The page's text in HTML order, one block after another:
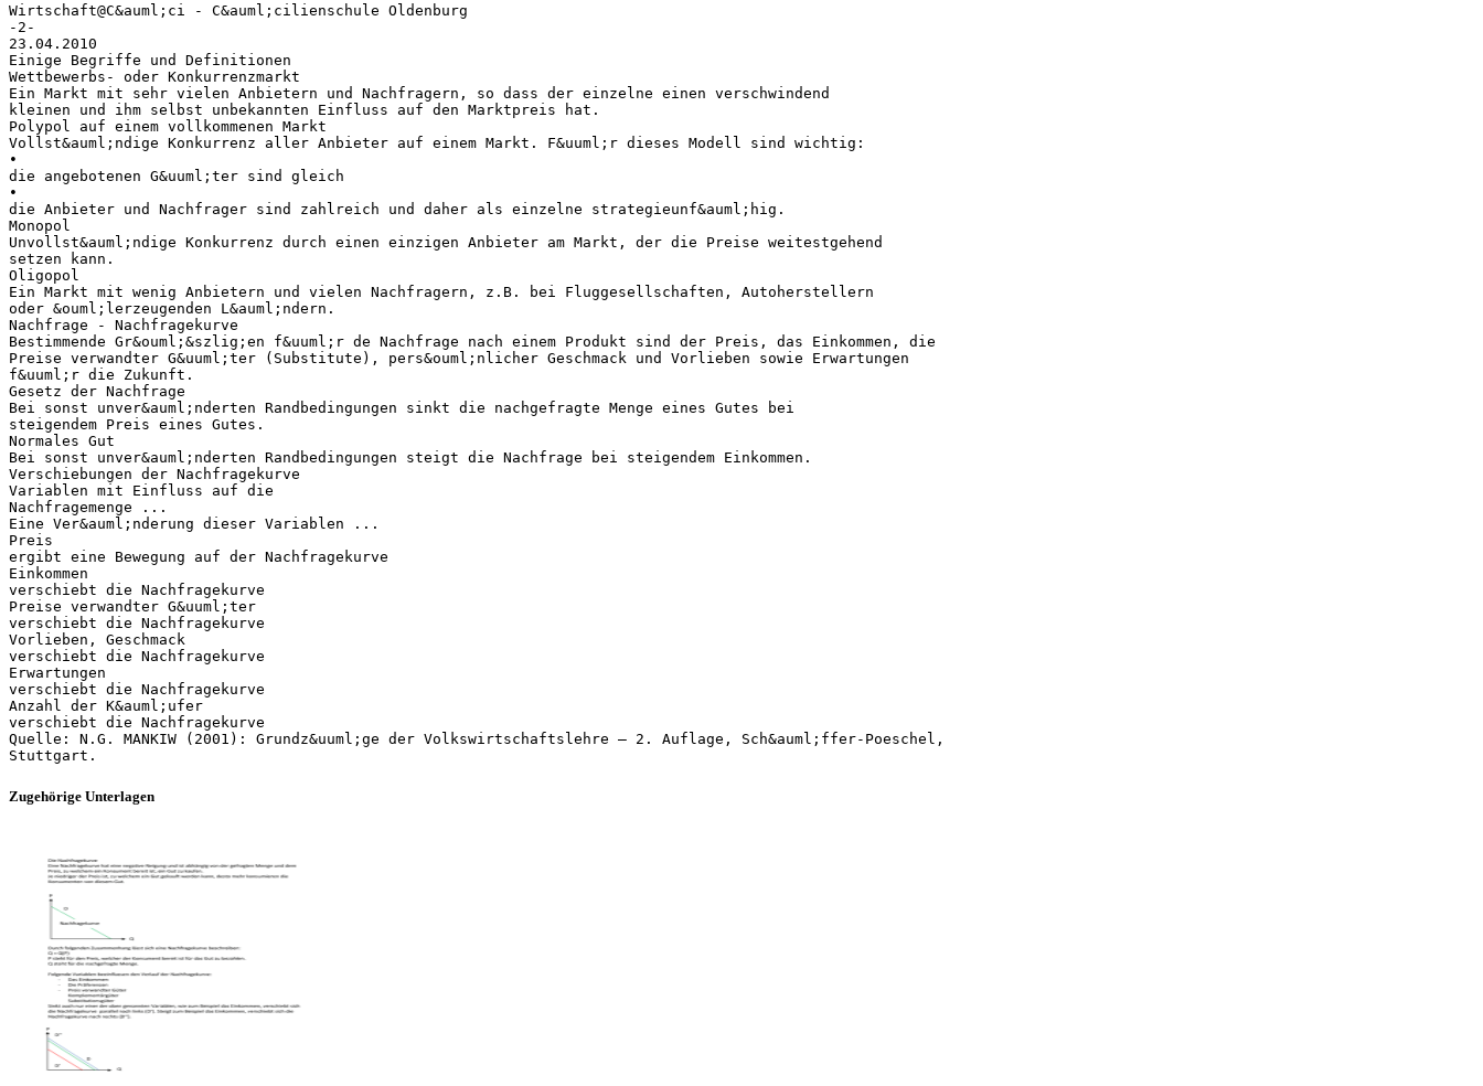
Wirtschaft@C&auml;ci - C&auml;cilienschule Oldenburg
-2-
23.04.2010
Einige Begriffe und Definitionen
Wettbewerbs- oder Konkurrenzmarkt
Ein Markt mit sehr vielen Anbietern und Nachfragern, so dass der einzelne einen verschwindend
kleinen und ihm selbst unbekannten Einfluss auf den Marktpreis hat.
Polypol auf einem vollkommenen Markt
Vollst&auml;ndige Konkurrenz aller Anbieter auf einem Markt. F&uuml;r dieses Modell sind wichtig:
•
die angebotenen G&uuml;ter sind gleich
•
die Anbieter und Nachfrager sind zahlreich und daher als einzelne strategieunf&auml;hig.
Monopol
Unvollst&auml;ndige Konkurrenz durch einen einzigen Anbieter am Markt, der die Preise weitestgehend
setzen kann.
Oligopol
Ein Markt mit wenig Anbietern und vielen Nachfragern, z.B. bei Fluggesellschaften, Autoherstellern
oder &ouml;lerzeugenden L&auml;ndern.
Nachfrage - Nachfragekurve
Bestimmende Gr&ouml;&szlig;en f&uuml;r de Nachfrage nach einem Produkt sind der Preis, das Einkommen, die
Preise verwandter G&uuml;ter (Substitute), pers&ouml;nlicher Geschmack und Vorlieben sowie Erwartungen
f&uuml;r die Zukunft.
Gesetz der Nachfrage
Bei sonst unver&auml;nderten Randbedingungen sinkt die nachgefragte Menge eines Gutes bei
steigendem Preis eines Gutes.
Normales Gut
Bei sonst unver&auml;nderten Randbedingungen steigt die Nachfrage bei steigendem Einkommen.
Verschiebungen der Nachfragekurve
Variablen mit Einfluss auf die
Nachfragemenge ...
Eine Ver&auml;nderung dieser Variablen ...
Preis
ergibt eine Bewegung auf der Nachfragekurve
Einkommen
verschiebt die Nachfragekurve
Preise verwandter G&uuml;ter
verschiebt die Nachfragekurve
Vorlieben, Geschmack
verschiebt die Nachfragekurve
Erwartungen
verschiebt die Nachfragekurve
Anzahl der K&auml;ufer
verschiebt die Nachfragekurve
Quelle: N.G. MANKIW (2001): Grundz&uuml;ge der Volkswirtschaftslehre – 2. Auflage, Sch&auml;ffer-Poeschel,
Zugehörige Unterlagen